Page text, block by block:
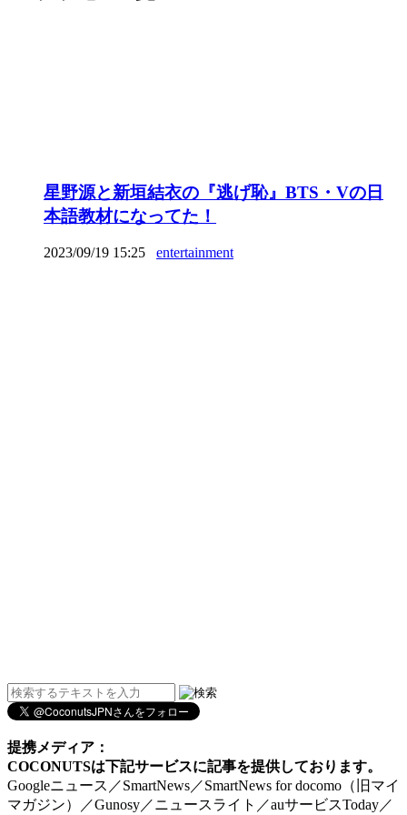
星野源と新垣結衣の『逃げ恥』BTS・Vの日
本語教材になってた！
2023/09/19 15:25 entertainment
提携メディア：
COCONUTSは下記サービスに記事を提供しております。
Googleニュース／SmartNews／SmartNews for docomo（旧マイ
マガジン）／Gunosy／ニュースライト／auサービスToday／